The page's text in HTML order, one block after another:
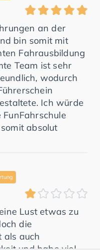
an der
bin somit mit
Fahrausbildung
Team ist sehr
wodurch
Ich würde
absolut
Lust etwas zu
die
als auch